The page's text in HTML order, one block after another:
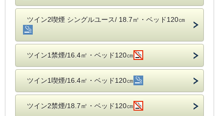
ツイン2喫煙 シングルユース/ 18.7㎡・ベッド120㎝
ツイン1禁煙/16.4㎡・ベッド120㎝
ツイン1喫煙/16.4㎡・ベッド120㎝
ツイン2禁煙/18.7㎡・ベッド120㎝